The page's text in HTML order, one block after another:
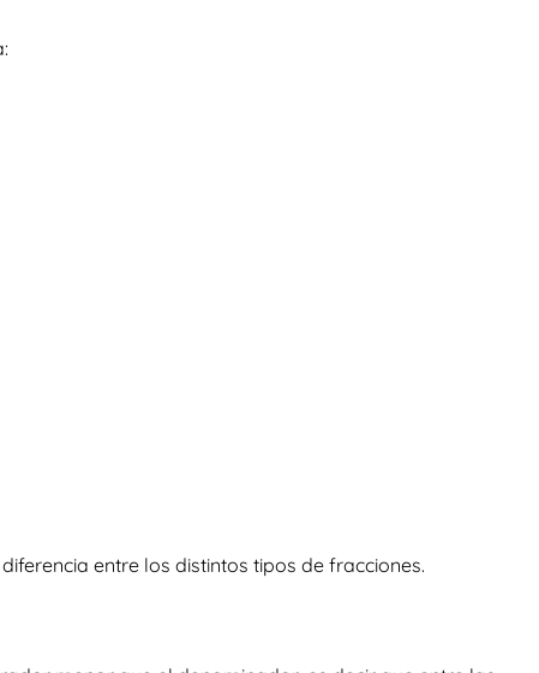
entre los distintos tipos de fracciones.